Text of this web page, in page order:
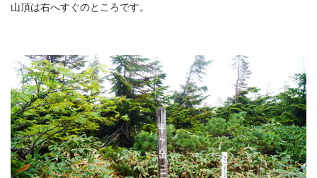
山頂は右へすぐのところです。